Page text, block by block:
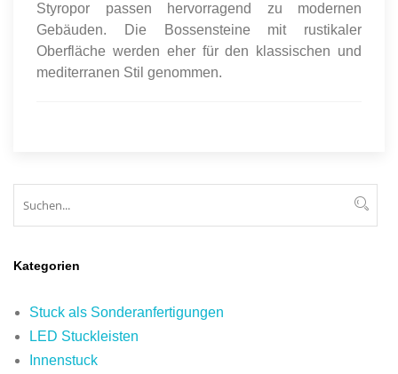
Styropor passen hervorragend zu modernen
Gebäuden. Die Bossensteine mit rustikaler
Oberfläche werden eher für den klassischen und
mediterranen Stil genommen.
Kategorien
Stuck als Sonderanfertigungen
LED Stuckleisten
Innenstuck